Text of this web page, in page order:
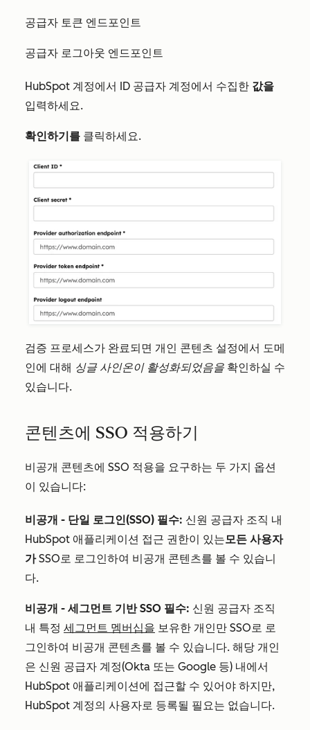
공급자 토큰 엔드포인트
공급자 로그아웃 엔드포인트
HubSpot 계정에서 ID 공급자 계정에서 수집한 값을
입력하세요.
확인하기를 클릭하세요.
검증 프로세스가 완료되면 개인 콘텐츠 설정에서 도메
인에 대해 싱글 사인온이 활성화되었음을 확인하실 수
있습니다.
콘텐츠에 SSO 적용하기
비공개 콘텐츠에 SSO 적용을 요구하는 두 가지 옵션
이 있습니다:
비공개 - 단일 로그인(SSO) 필수: 신원 공급자 조직 내
HubSpot 애플리케이션 접근 권한이 있는모든 사용자
가SSO로 로그인하여 비공개 콘텐츠를 볼 수 있습니
다.
비공개 - 세그먼트 기반 SSO 필수: 신원 공급자 조직
내 특정 세그먼트 멤버십을 보유한 개인만 SSO로 로
그인하여 비공개 콘텐츠를 볼 수 있습니다. 해당 개인
은 신원 공급자 계정(Okta 또는 Google 등) 내에서
HubSpot 애플리케이션에 접근할 수 있어야 하지만,
HubSpot 계정의 사용자로 등록될 필요는 없습니다.